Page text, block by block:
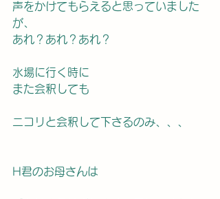
声をかけてもらえると思っていました
が、
あれ？あれ？あれ？
水場に行く時に
また会釈しても
ニコリと会釈して下さるのみ、、、
H君のお母さんは